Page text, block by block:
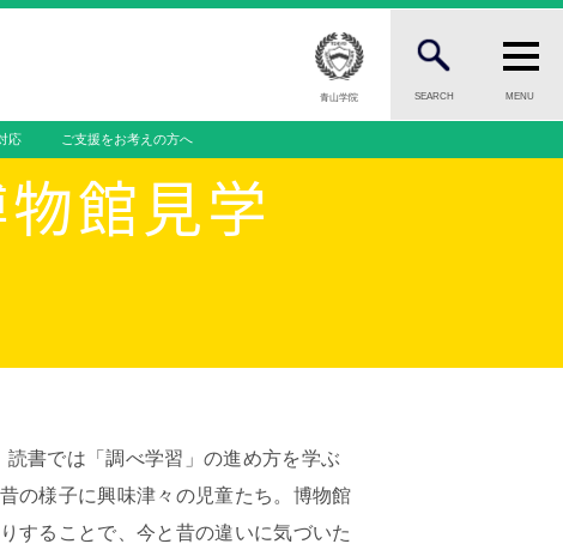
青山学院 SEARCH MENU
問
お問い合わせ
緊急・災害時の対応
個人情報保護への取り組み
このサイトについて
応 ご支援をお考えの方へ
館見学
書では「調べ学習」の進め方を学ぶ
の様子に興味津々の児童たち。博物館
することで、今と昔の違いに気づいた